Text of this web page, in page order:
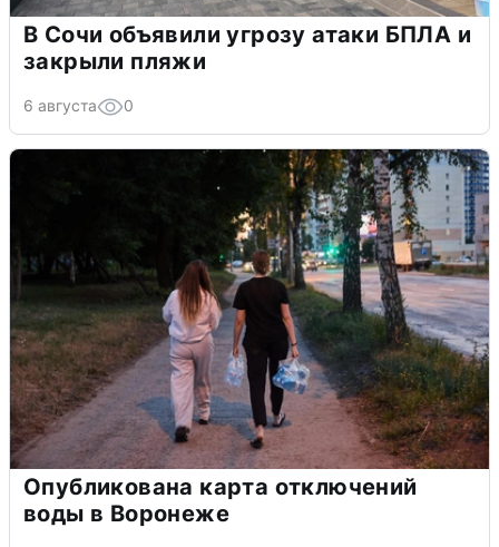
В Сочи объявили угрозу атаки БПЛА и
закрыли пляжи
6 августа 0
Опубликована карта отключений
воды в Воронеже